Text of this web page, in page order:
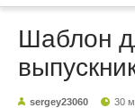
Шаблон
sergey23060 30